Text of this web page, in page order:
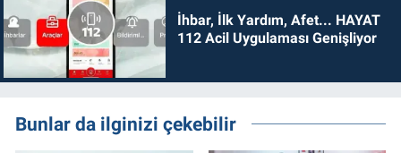
İhbar, İlk Yardım, Afet... HAYAT
112 Acil Uygulaması Genişliyor
Bunlar da ilginizi çekebilir